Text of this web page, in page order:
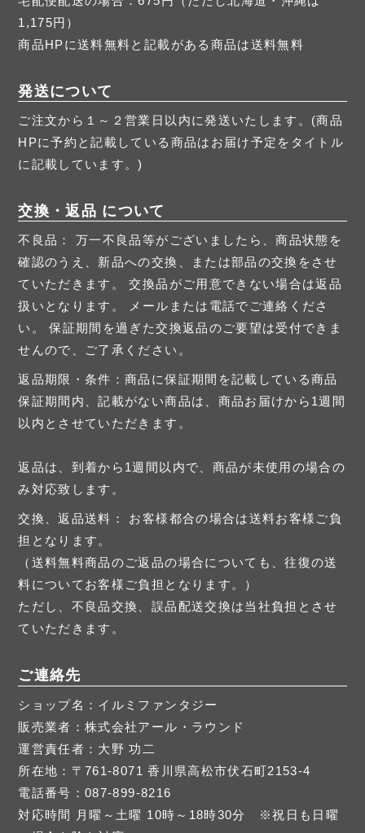
1,175円）
商品HPに送料無料と記載がある商品は送料無料
発送について
ご注文から１～２営業日以内に発送いたします。(商品
HPに予約と記載している商品はお届け予定をタイトル
に記載しています。)
交換・返品 について
不良品： 万一不良品等がございましたら、商品状態を
確認のうえ、新品への交換、または部品の交換をさせ
ていただきます。 交換品がご用意できない場合は返品
扱いとなります。 メールまたは電話でご連絡くださ
い。 保証期間を過ぎた交換返品のご要望は受付できま
せんので、ご了承ください。
返品期限・条件：商品に保証期間を記載している商品
保証期間内、記載がない商品は、商品お届けから1週間
以内とさせていただきます。
返品は、到着から1週間以内で、商品が未使用の場合の
み対応致します。
交換、返品送料： お客様都合の場合は送料お客様ご負
担となります。
（送料無料商品のご返品の場合についても、往復の送
料についてお客様ご負担となります。）
ただし、不良品交換、誤品配送交換は当社負担とさせ
ていただきます。
ご連絡先
ショップ名：イルミファンタジー
販売業者：株式会社アール・ラウンド
運営責任者：大野 功二
所在地：〒761-8071 香川県高松市伏石町2153-4
電話番号：087-899-8216
対応時間 月曜～土曜 10時～18時30分 ※祝日も日曜